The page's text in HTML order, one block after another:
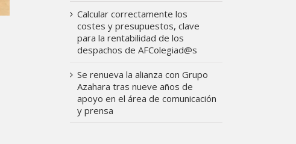
Calcular correctamente los
costes y presupuestos, clave
para la rentabilidad de los
despachos de AFColegiad@s
Se renueva la alianza con Grupo
Azahara tras nueve años de
apoyo en el área de comunicación
y prensa